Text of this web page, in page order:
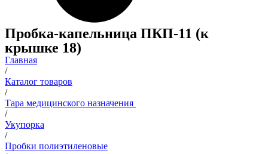
Пробка-капельница ПКП-11 (к
крышке 18)
Главная
/
Каталог товаров
/
Тара медицинского назначения
/
Укупорка
/
Пробки полиэтиленовые